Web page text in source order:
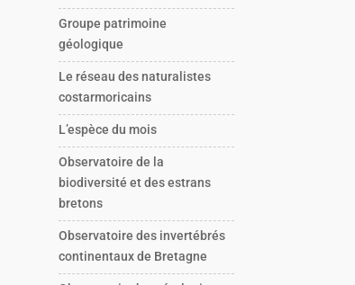
Groupe patrimoine
géologique
Le réseau des naturalistes
costarmoricains
L’espèce du mois
Observatoire de la
biodiversité et des estrans
bretons
Observatoire des invertébrés
continentaux de Bretagne